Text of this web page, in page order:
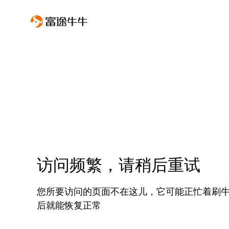
访问频繁，请稍后重试
您所要访问的页面不在这儿，它可能正忙着刷
后就能恢复正常